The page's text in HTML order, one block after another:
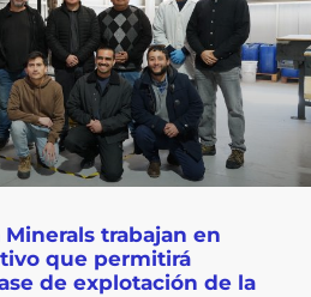
Minerals trabajan en
que permitirá
de explotación de la